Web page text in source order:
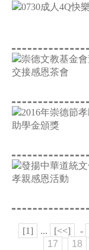
[1] ... [<<] -
17
18